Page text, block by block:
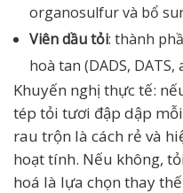
organosulfur và bổ
Viên dầu tỏi: thành
hoà tan (DADS, DATS,
Khuyến nghị thực tế:
tép tỏi tươi đập dập
rau trộn là cách rẻ và
hoạt tính. Nếu không,
hoá là lựa chọn thay